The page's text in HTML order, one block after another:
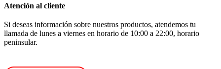
Atención al cliente
Si deseas información sobre nuestros productos, atendemos tu
llamada de lunes a viernes en horario de 10:00 a 22:00, horario
peninsular.